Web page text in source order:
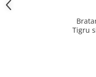
Tigru